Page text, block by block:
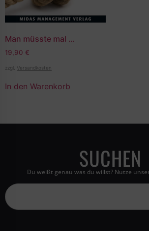
Man müsste mal …
19,90 €
zzgl. Versandkosten
In den Warenkorb
SUCHEN
Du weißt genau was du willst? Nutze